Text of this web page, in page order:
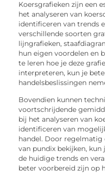
Koersgrafieken zijn een
het analyseren van
identificeren van trends
verschillende soorten
lijngrafieken,
hun eigen voordelen en
te leren hoe je deze
interpreteren, kun je
handelsbeslissingen
Bovendien kunnen
voortschrijdende
bij het analyseren van
identificeren van
handel. Door regelmatig
van pundix bekijken,
de huidige trends en
beter voorbereid zijn op